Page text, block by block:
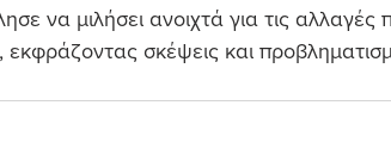
να μιλήσει ανοιχτά για τις αλλαγές
σκέψεις και